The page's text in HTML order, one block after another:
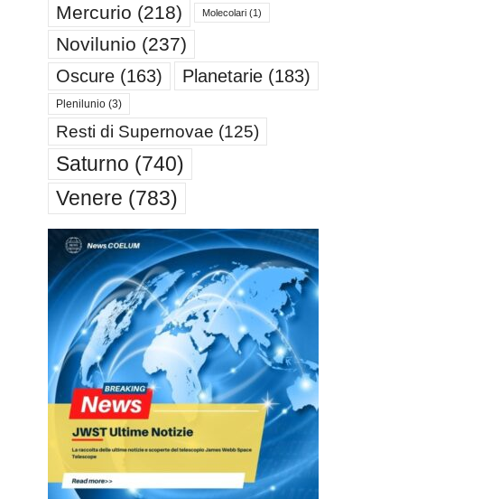
Mercurio (218) Molecolari(1)
Novilunio (237)
Oscure(163) Planetarie(183)
Plenilunio(3)
Resti di Supernovae (125)
Saturno (740)
Venere (783)